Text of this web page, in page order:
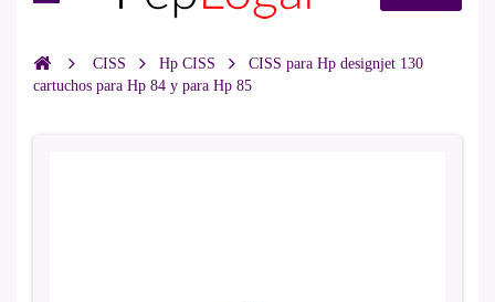
CISS Hp CISS
CISS para Hp designjet 130
cartuchos para Hp 84 y para Hp 85